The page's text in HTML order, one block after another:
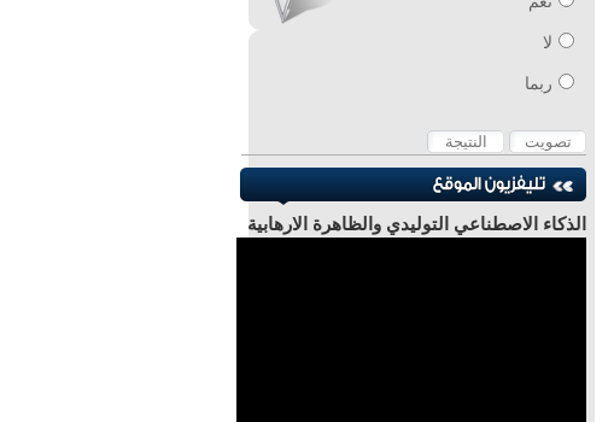
لا
ربما
الذكاء الاصطناعي التوليدي والظاهرة الارهابية